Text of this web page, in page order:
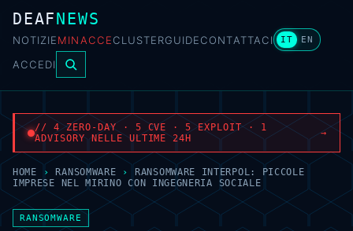
DEAFNEWS
NOTIZIEMINACCECLUSTERGUIDECONTATTACI IT EN
ACCEDI
// 4 ZERO-DAY · 5 CVE · 5 EXPLOIT · 1
ADVISORY NELLE ULTIME 24H
→
HOME › RANSOMWARE ›
RANSOMWARE INTERPOL: PICCOLE
IMPRESE NEL MIRINO CON INGEGNERIA SOCIALE
RANSOMWARE